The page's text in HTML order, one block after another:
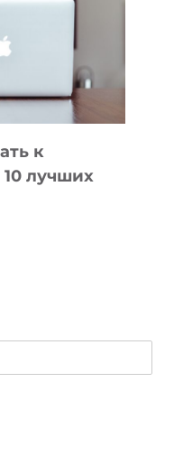
к
10 лучших